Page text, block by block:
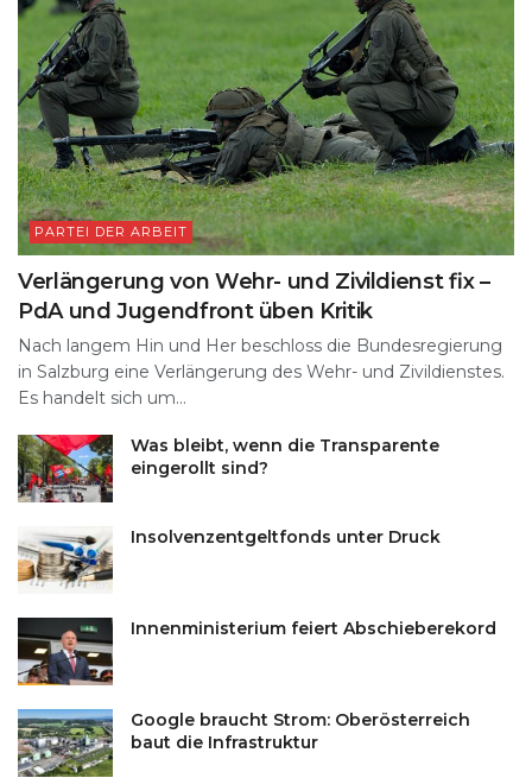
PARTEI DER ARBEIT
Verlängerung von Wehr- und Zivildienst fix –
PdA und Jugendfront üben Kritik
Nach langem Hin und Her beschloss die Bundesregierung
in Salzburg eine Verlängerung des Wehr- und Zivildienstes.
Es handelt sich um...
Was bleibt, wenn die Transparente
eingerollt sind?
Insolvenzentgeltfonds unter Druck
Innenministerium feiert Abschieberekord
Google braucht Strom: Oberösterreich
baut die Infrastruktur